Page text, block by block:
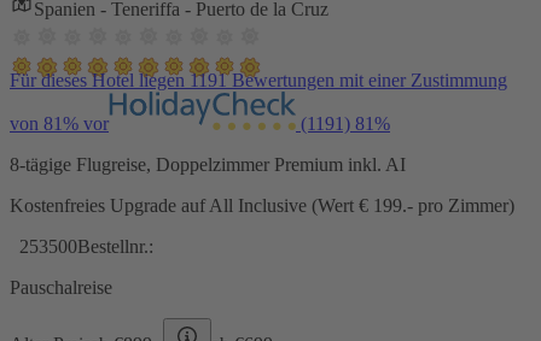
Spanien - Teneriffa - Puerto de la Cruz
Für dieses Hotel liegen 1191 Bewertungen mit einer Zustimmung
von 81% vor (1191) 81%
8-tägige Flugreise, Doppelzimmer Premium inkl. AI
Kostenfreies Upgrade auf All Inclusive (Wert € 199.- pro Zimmer)
253500Bestellnr.:
Pauschalreise